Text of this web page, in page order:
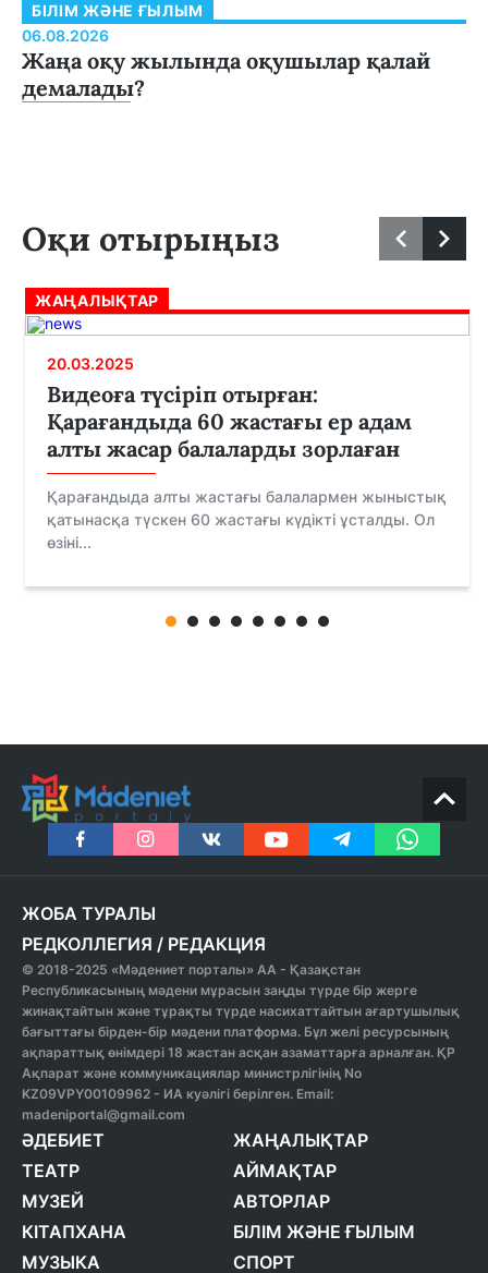
БІЛІМ ЖӘНЕ ҒЫЛЫМ
06.08.2026
Жаңа оқу жылында оқушылар қалай
демалады?
Оқи отырыңыз
ЖАҢАЛЫҚТАР
20.03.2025
Видеоға түсіріп отырған:
Қарағандыда 60 жастағы ер адам
алты жасар балаларды зорлаған
Қарағандыда алты жастағы балалармен жыныстық
қатынасқа түскен 60 жастағы күдікті ұсталды. Ол
өзіні...
ЖОБА ТУРАЛЫ
РЕДКОЛЛЕГИЯ / РЕДАКЦИЯ
© 2018-2025 «Мәдениет порталы» АА - Қазақстан
Республикасының мәдени мұрасын заңды түрде бір жерге
жинақтайтын және тұрақты түрде насихаттайтын ағартушылық
бағыттағы бірден-бір мәдени платформа. Бұл желі ресурсының
ақпараттық өнімдері 18 жастан асқан азаматтарға арналған. ҚР
Ақпарат және коммуникациялар министрлігінің No
KZ09VPY00109962 - ИА куәлігі берілген. Email:
madeniportal@gmail.com
ӘДЕБИЕТ
ТЕАТР
МУЗЕЙ
КІТАПХАНА
МУЗЫКА
ЖАҢАЛЫҚТАР
АЙМАҚТАР
АВТОРЛАР
БІЛІМ ЖӘНЕ ҒЫЛЫМ
СПОРТ